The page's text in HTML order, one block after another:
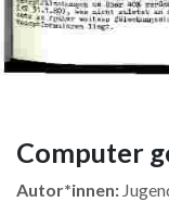
Computer
Autor*innen: